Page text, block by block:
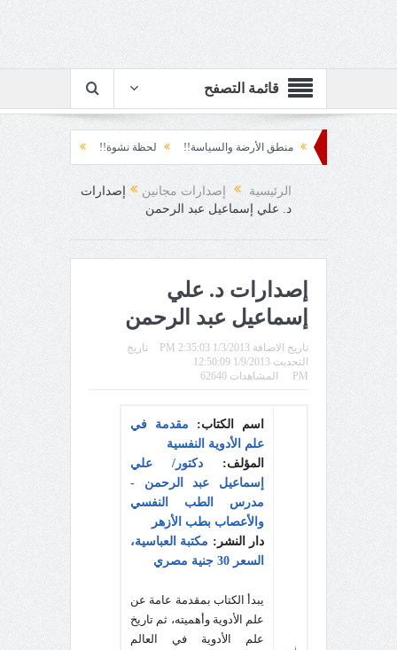
قائمة التصفح
منطق الأرضة والسياسة!! لحظة نشوة!! سياسة!! تاج الهرمية!!
الرئيسية إصدارات مجانين
إصدارات
د. علي إسماعيل عبد الرحمن
إصدارات د. علي
إسماعيل عبد الرحمن
تاريخ الاضافة 1/3/2013 2:35:03 PM
تاريخ
التحديث 1/9/2013 12:50:09
PM
المشاهدات 62640
اسم الكتاب: مقدمة في
علم الأدوية النفسية
المؤلف: دكتور/ علي
إسماعيل عبد الرحمن -
مدرس الطب النفسي
والأعصاب بطب الأزهر
دار النشر: مكتبة العباسية،
السعر 30 جنية مصري
يبدأ الكتاب بمقدمة عامة عن
علم الأدوية وأهميته، ثم تاريخ
علم الأدوية في العالم